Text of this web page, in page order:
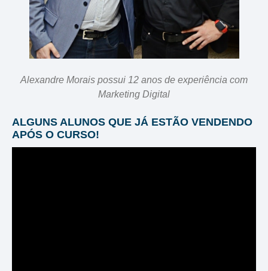
Alexandre Morais possui 12 anos de experiência com
Marketing Digital
ALGUNS ALUNOS QUE JÁ ESTÃO VENDENDO
APÓS O CURSO!